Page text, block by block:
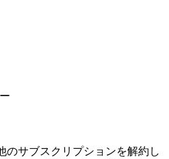
のサブスクリプションを解約し